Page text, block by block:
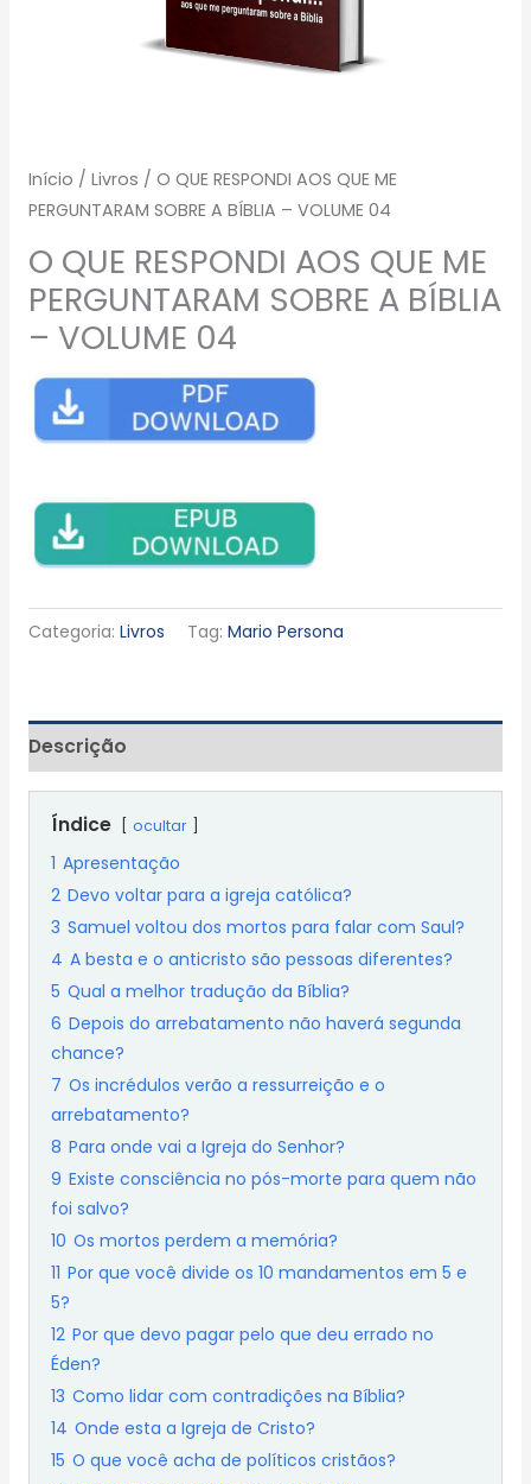
Início / Livros / O QUE RESPONDI AOS QUE ME
PERGUNTARAM SOBRE A BÍBLIA – VOLUME 04
O QUE RESPONDI AOS QUE ME
PERGUNTARAM SOBRE A BÍBLIA
– VOLUME 04
Categoria: Livros Tag: Mario Persona
Descrição
Índice ocultar
1 Apresentação
2 Devo voltar para a igreja católica?
3 Samuel voltou dos mortos para falar com Saul?
4 A besta e o anticristo são pessoas diferentes?
5 Qual a melhor tradução da Bíblia?
6 Depois do arrebatamento não haverá segunda
chance?
7 Os incrédulos verão a ressurreição e o
arrebatamento?
8 Para onde vai a Igreja do Senhor?
9 Existe consciência no pós-morte para quem não
foi salvo?
10 Os mortos perdem a memória?
11 Por que você divide os 10 mandamentos em 5 e
5?
12 Por que devo pagar pelo que deu errado no
Éden?
13 Como lidar com contradições na Bíblia?
14 Onde esta a Igreja de Cristo?
15 O que você acha de políticos cristãos?